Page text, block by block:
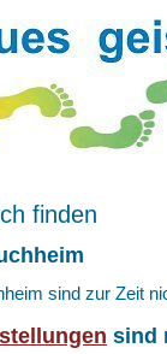
finden
sind zur Zeit
sind